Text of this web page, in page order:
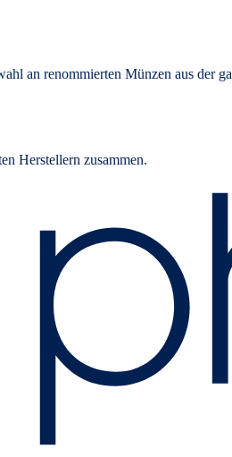
an renommierten Münzen aus der
Herstellern zusammen.